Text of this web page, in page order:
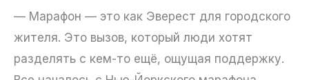
— Марафон — это как Эверест для городского
жителя. Это вызов, который люди хотят
разделять с кем-то ещё, ощущая поддержку.